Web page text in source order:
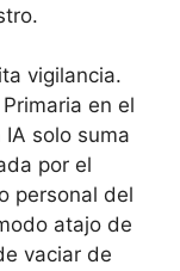
vigilancia.
en el
IA solo suma
por el
personal del
atajo de
vaciar de